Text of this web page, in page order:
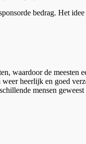
bedrag. Het
waardoor de meesten
weer heerlijk en goed
mensen geweest